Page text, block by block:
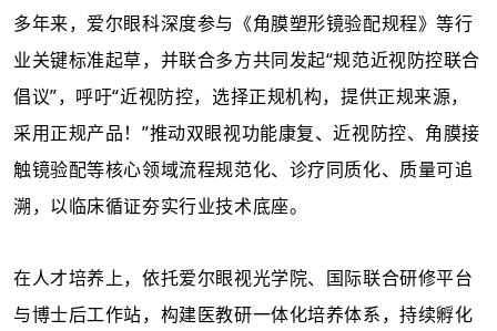
多年来，爱尔眼科深度参与《角膜塑形镜验配规程》等行
业关键标准起草，并联合多方共同发起“规范近视防控联合
倡议”，呼吁“近视防控，选择正规机构，提供正规来源，
采用正规产品！”推动双眼视功能康复、近视防控、角膜接
触镜验配等核心领域流程规范化、诊疗同质化、质量可追
溯，以临床循证夯实行业技术底座。
在人才培养上，依托爱尔眼视光学院、国际联合研修平台
与博士后工作站，构建医教研一体化培养体系，持续孵化